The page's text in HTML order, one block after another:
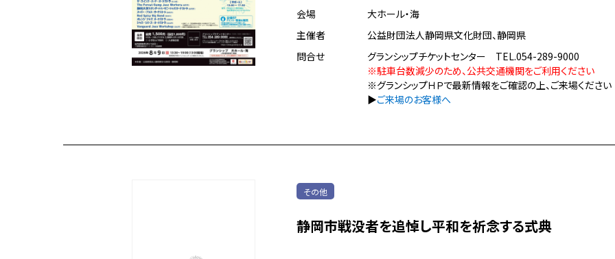
会場
大ホール・海
主催者
公益財団法人静岡県文化財団、静岡県
問合せ
グランシップチケットセンター TEL.054-289-9000
※駐車台数減少のため、公共交通機関をご利用ください
※グランシップＨＰで最新情報をご確認の上、ご来場ください
▶ご来場のお客様へ
その他
静岡市戦没者を追悼し平和を祈念する式典